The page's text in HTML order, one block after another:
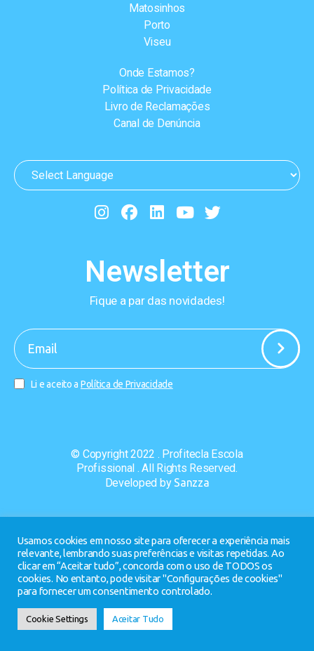
Matosinhos
Porto
Viseu
Onde Estamos?
Política de Privacidade
Livro de Reclamações
Canal de Denúncia
Newsletter
Fique a par das novidades!
Li e aceito a Política de Privacidade
-
© Copyright 2022 . Profitecla Escola
Profissional . All Rights Reserved.
Developed by Sanzza
Usamos cookies em nosso site para oferecer a experiência mais
relevante, lembrando suas preferências e visitas repetidas. Ao
clicar em “Aceitar tudo”, concorda com o uso de TODOS os
cookies. No entanto, pode visitar "Configurações de cookies"
para fornecer um consentimento controlado.
Cookie Settings Aceitar Tudo